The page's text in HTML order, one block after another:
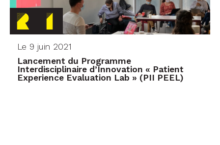
Le 9 juin 2021
Lancement du Programme
Interdisciplinaire d’Innovation « Patient
Experience Evaluation Lab » (PII PEEL)